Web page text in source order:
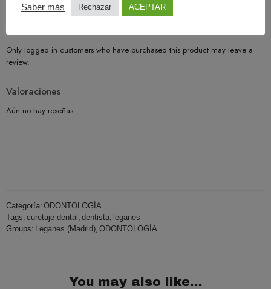
Only logged in customers who have purchased this product may leave a
review.
Valoraciones
Aún no hay reseñas.
Categoría: ODONTOLOGÍA
Tags: curetaje dental dentista leganes
Groups:
Leganes (Madrid) ODONTOLOGÍA
You may also like…
Saber más Rechazar ACEPTAR